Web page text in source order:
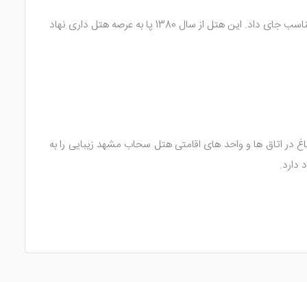
با قیمت مناسب جای داد. این هتل از سال 1380 پا به عرصه هتل داری نهاد
در اتاق ها و واحد های اقامتی هتل سحاب مشهد زیبایی را به
دارد.